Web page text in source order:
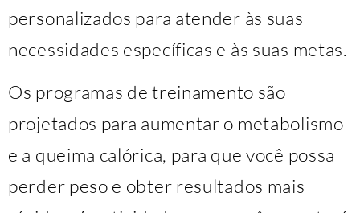
personalizados para atender às suas
necessidades específicas e às suas metas.
Os programas de treinamento são
projetados para aumentar o metabolismo
e a queima calórica, para que você possa
perder peso e obter resultados mais